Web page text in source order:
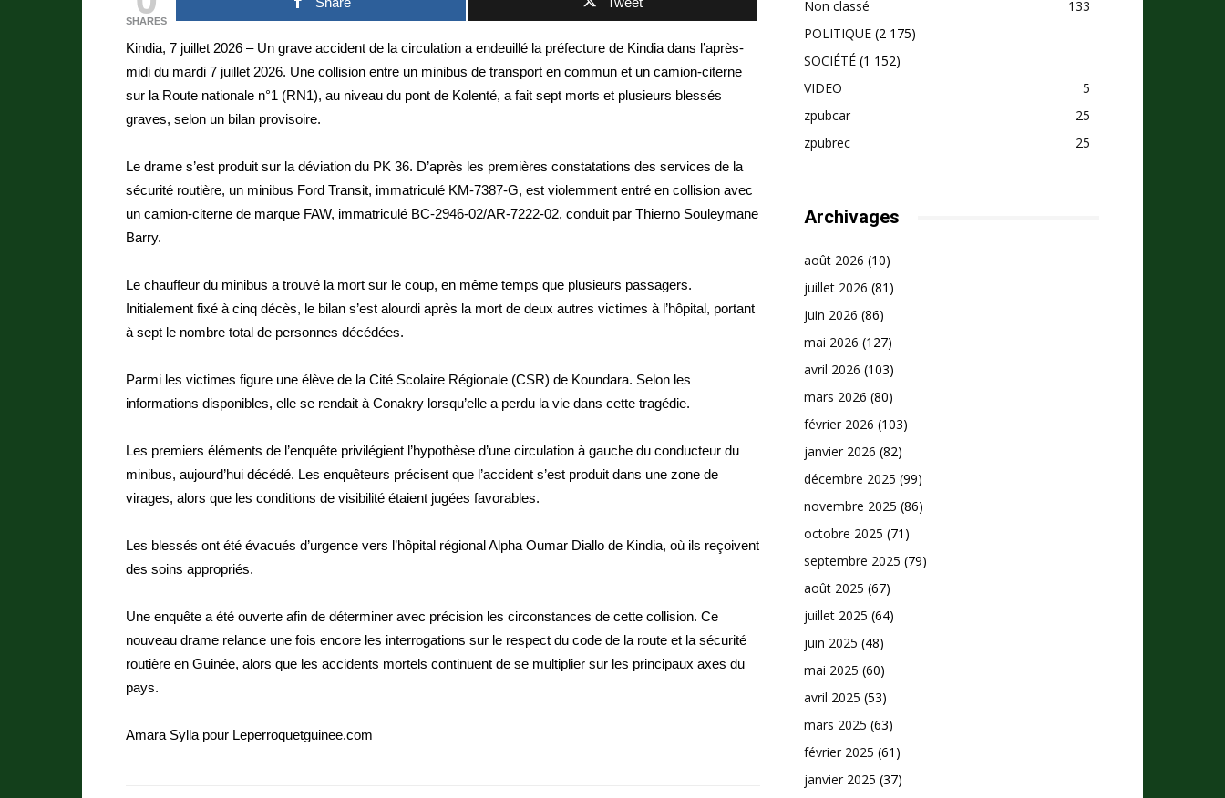
SHARES
Kindia, 7 juillet 2026 – Un grave accident de la circulation a endeuillé la préfecture de Kindia dans l’après-
midi du mardi 7 juillet 2026. Une collision entre un minibus de transport en commun et un camion-citerne
sur la Route nationale n°1 (RN1), au niveau du pont de Kolenté, a fait sept morts et plusieurs blessés
graves, selon un bilan provisoire.
Le drame s’est produit sur la déviation du PK 36. D’après les premières constatations des services de la
sécurité routière, un minibus Ford Transit, immatriculé KM-7387-G, est violemment entré en collision avec
un camion-citerne de marque FAW, immatriculé BC-2946-02/AR-7222-02, conduit par Thierno Souleymane
Barry.
Le chauffeur du minibus a trouvé la mort sur le coup, en même temps que plusieurs passagers.
Initialement fixé à cinq décès, le bilan s’est alourdi après la mort de deux autres victimes à l’hôpital, portant
à sept le nombre total de personnes décédées.
Parmi les victimes figure une élève de la Cité Scolaire Régionale (CSR) de Koundara. Selon les
informations disponibles, elle se rendait à Conakry lorsqu’elle a perdu la vie dans cette tragédie.
Les premiers éléments de l’enquête privilégient l’hypothèse d’une circulation à gauche du conducteur du
minibus, aujourd’hui décédé. Les enquêteurs précisent que l’accident s’est produit dans une zone de
virages, alors que les conditions de visibilité étaient jugées favorables.
Les blessés ont été évacués d’urgence vers l’hôpital régional Alpha Oumar Diallo de Kindia, où ils reçoivent
des soins appropriés.
Une enquête a été ouverte afin de déterminer avec précision les circonstances de cette collision. Ce
nouveau drame relance une fois encore les interrogations sur le respect du code de la route et la sécurité
routière en Guinée, alors que les accidents mortels continuent de se multiplier sur les principaux axes du
pays.
Amara Sylla pour Leperroquetguinee.com
Non classé
133
POLITIQUE (2 175)
SOCIÉTÉ (1 152)
VIDEO
5
zpubcar
25
zpubrec
25
Archivages
août 2026 (10)
juillet 2026 (81)
juin 2026 (86)
mai 2026 (127)
avril 2026 (103)
mars 2026 (80)
février 2026 (103)
janvier 2026 (82)
décembre 2025 (99)
novembre 2025 (86)
octobre 2025 (71)
septembre 2025 (79)
août 2025 (67)
juillet 2025 (64)
juin 2025 (48)
mai 2025 (60)
avril 2025 (53)
mars 2025 (63)
février 2025 (61)
janvier 2025 (37)